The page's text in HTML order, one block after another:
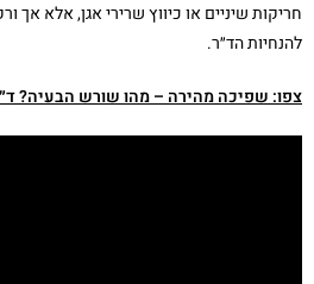
חריקות שיניים או כיווץ שרירי אגן, אלא אך
להנחיות הד״ר.
צפו: שפיכה מהירה – מהו שורש הבעיה?